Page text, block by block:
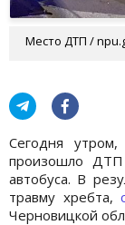
Место ДТП /
Сегодня
произошло ДТП
автобуса. В
травму хребта,
Черновицкой